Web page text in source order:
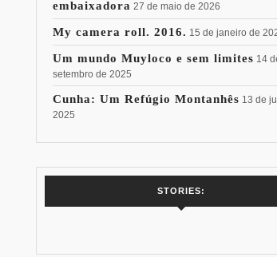
embaixadora 27 de maio de 2026
My camera roll. 2016. 15 de janeiro de
Um mundo Muyloco e sem limites 14
setembro de 2025
Cunha: Um Refúgio Montanhês 13 de
2025
STORIES:
7 Vinhos com +
15% de
Pessoal: